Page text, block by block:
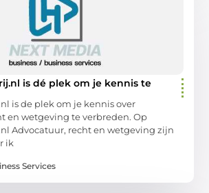
is dé plek om je kennis te
is de plek om je kennis over
en wetgeving te verbreden. Op
Advocatuur, recht en wetgeving zijn
ik
Services